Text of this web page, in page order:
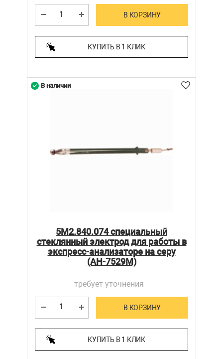
В КОРЗИНУ
КУПИТЬ В 1 КЛИК
5М2.840.074 специальный
стеклянный электрод для работы в
экспресс-анализаторе на серу
(АН-7529М)
требует уточнения
В КОРЗИНУ
КУПИТЬ В 1 КЛИК
В наличии